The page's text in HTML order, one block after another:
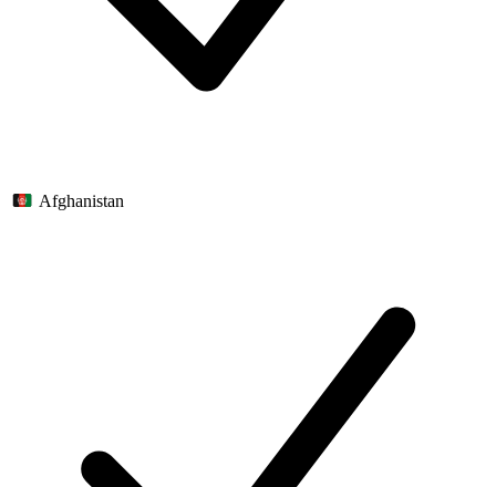
Afghanistan